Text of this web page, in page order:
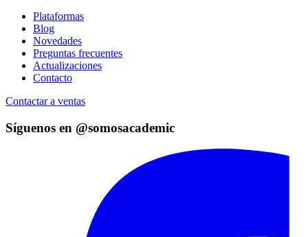
Plataformas
Blog
Novedades
Preguntas frecuentes
Actualizaciones
Contacto
Contactar a ventas
Síguenos en @somosacademic